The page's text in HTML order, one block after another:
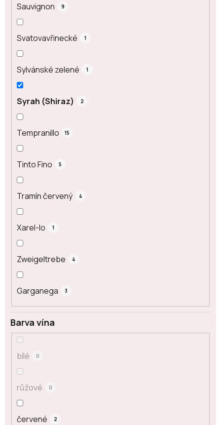
Sauvignon 9
Svatovavřinecké 1
Sylvánské zelené 1
Syrah (Shiraz) 2
Tempranillo 15
Tinto Fino 5
Tramín červený 4
Xarel-lo 1
Zweigeltrebe 4
Garganega 3
Barva vína
bílé 0
růžové 0
červené 2